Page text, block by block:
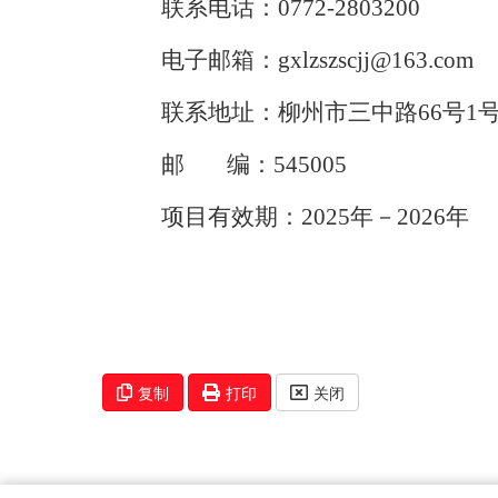
联系电话： 0772-2803200
电子邮箱： gxlzszscjj@163.com
联系地址：柳州市三中路66号1
邮
编： 545005
项目有效期： 2025年－ 2026年
复制 打印 关闭